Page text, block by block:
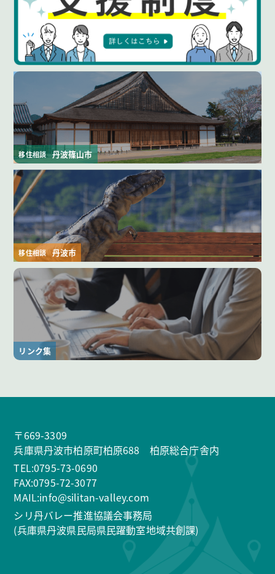
移住相談 丹波篠山市
移住相談 丹波市
リンク集
〒669-3309
兵庫県丹波市柏原町柏原688 柏原総合庁舎内
TEL:0795-73-0690
FAX:0795-72-3077
MAIL:info@silitan-valley.com
シリ丹バレー推進協議会事務局
(兵庫県丹波県民局県民躍動室地域共創課)